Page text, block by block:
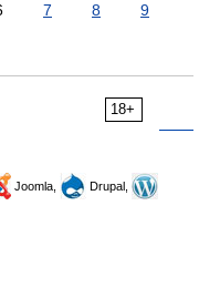
7 8
9
18+
Joomla,
Drupal,